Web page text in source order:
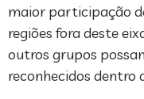
maior participação
regiões fora deste
outros grupos
reconhecidos